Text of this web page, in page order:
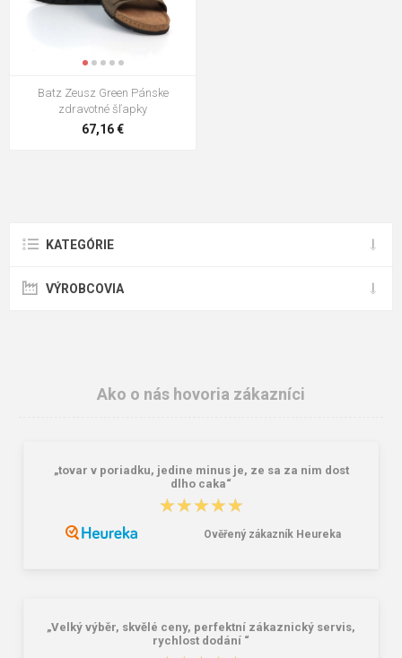
Batz Zeusz Green Pánske
zdravotné šľapky
67,16 €
KATEGÓRIE
VÝROBCOVIA
Ako o nás hovoria zákazníci
„tovar v poriadku, jedine minus je, ze sa za nim dost
dlho caka“
★★★★★
★★★★★
Ověřený zákazník Heureka
„Velký výběr, skvělé ceny, perfektní zákaznický servis,
rychlost dodání “